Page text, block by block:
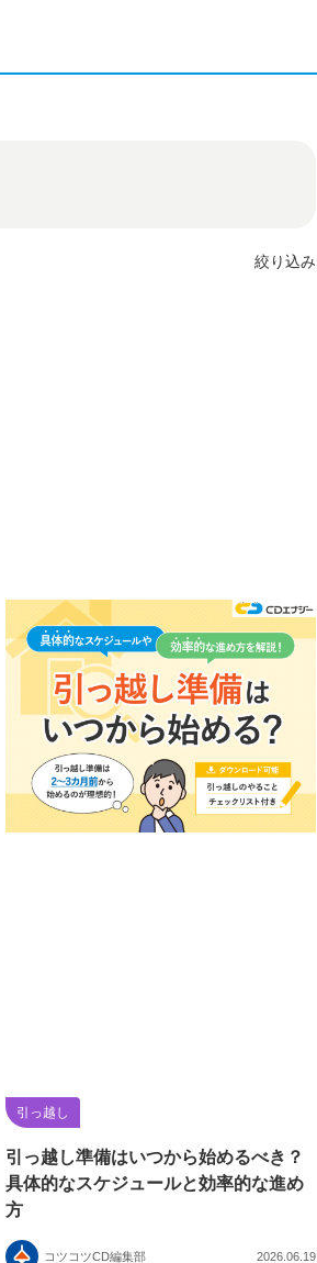
絞り込み
引っ越し
引っ越し準備はいつから始めるべき？
具体的なスケジュールと効率的な進め
方
コツコツCD編集部 2026.06.19